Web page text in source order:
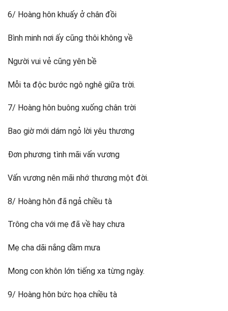
6/ Hoàng hôn khuấy ở chân đồi
Bình minh nơi ấy cũng thôi không về
Người vui vẻ cũng yên bề
Mỗi ta độc bước ngô nghê giữa trời.
7/ Hoàng hôn buông xuống chân trời
Bao giờ mới dám ngỏ lời yêu thương
Đơn phương tình mãi vấn vương
Vấn vương nên mãi nhớ thương một đời.
8/ Hoàng hôn đã ngả chiều tà
Trông cha với mẹ đã về hay chưa
Mẹ cha dãi nắng dầm mưa
Mong con khôn lớn tiếng xa từng ngày.
9/ Hoàng hôn bức họa chiều tà